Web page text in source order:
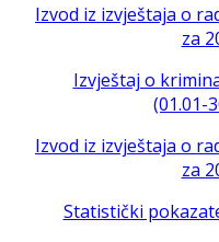
Izvod iz izvještaja o
za
Izvještaj o
(01.01-
Izvod iz izvještaja o
za
Statistički